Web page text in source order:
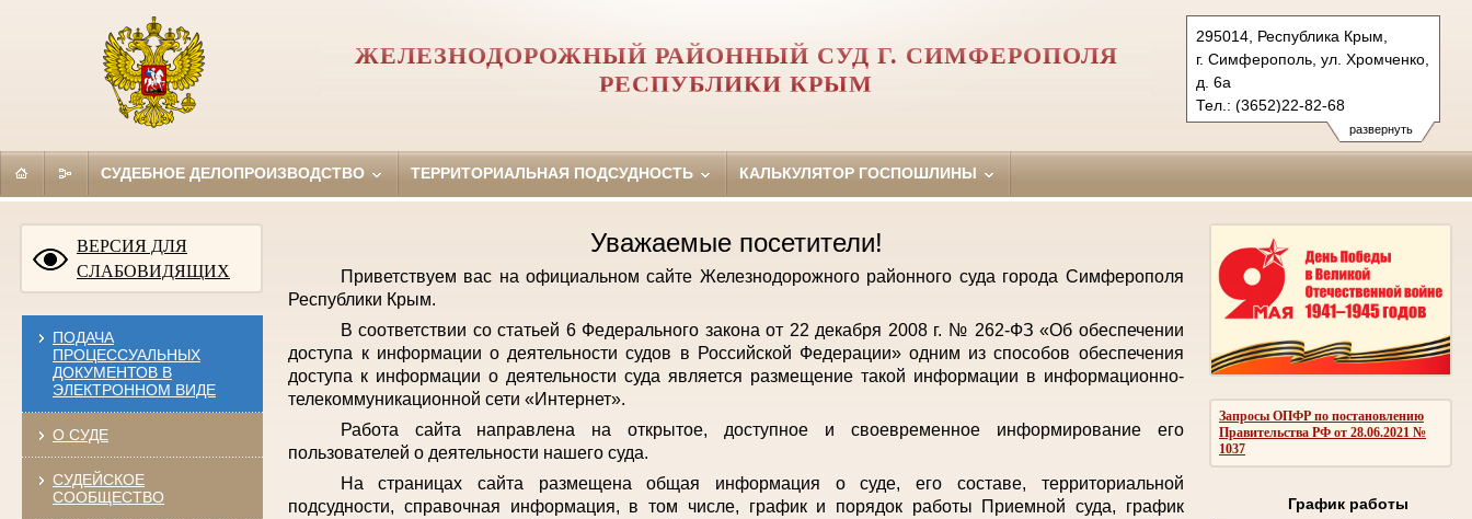
развернуть
295014, Республика Крым,
г. Симферополь, ул. Хромченко,
д. 6а
Тел.: (3652)22-82-68
zheleznodorozhniy.krm@sudrf.ru
ЖЕЛЕЗНОДОРОЖНЫЙ РАЙОННЫЙ СУД Г. СИМФЕРОПОЛЯ
РЕСПУБЛИКИ КРЫМ
СУДЕБНОЕ ДЕЛОПРОИЗВОДСТВО ТЕРРИТОРИАЛЬНАЯ ПОДСУДНОСТЬ КАЛЬКУЛЯТОР ГОСПОШЛИНЫ
ВЕРСИЯ ДЛЯ
СЛАБОВИДЯЩИХ
ПОДАЧА
ПРОЦЕССУАЛЬНЫХ
ДОКУМЕНТОВ В
ЭЛЕКТРОННОМ ВИДЕ
О СУДЕ
СУДЕЙСКОЕ
СООБЩЕСТВО
Запросы ОПФР по постановлению
Правительства РФ от 28.06.2021 №
1037
График работы
Уважаемые посетители!
Приветствуем вас на официальном сайте Железнодорожного районного суда города Симферополя
Республики Крым.
В соответствии со статьей 6 Федерального закона от 22 декабря 2008 г. № 262-ФЗ «Об обеспечении
доступа к информации о деятельности судов в Российской Федерации» одним из способов обеспечения
доступа к информации о деятельности суда является размещение такой информации в информационно-
телекоммуникационной сети «Интернет».
Работа сайта направлена на открытое, доступное и своевременное информирование его
пользователей о деятельности нашего суда.
На страницах сайта размещена общая информация о суде, его составе, территориальной
подсудности, справочная информация, в том числе, график и порядок работы Приемной суда, график